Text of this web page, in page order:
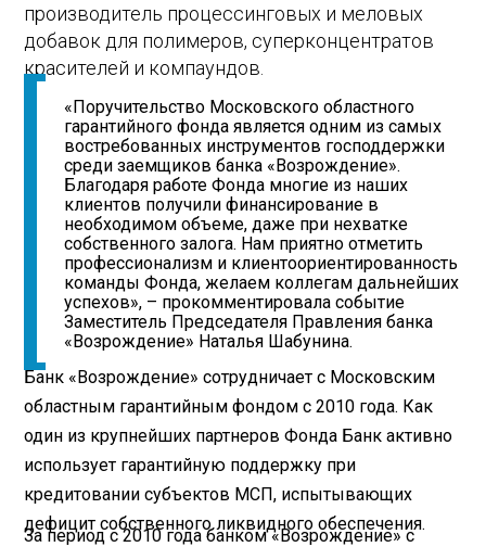
производитель процессинговых и меловых
добавок для полимеров, суперконцентратов
красителей и компаундов.
«Поручительство Московского областного
гарантийного фонда является одним из самых
востребованных инструментов господдержки
среди заемщиков банка «Возрождение».
Благодаря работе Фонда многие из наших
клиентов получили финансирование в
необходимом объеме, даже при нехватке
собственного залога. Нам приятно отметить
профессионализм и клиентоориентированность
команды Фонда, желаем коллегам дальнейших
успехов», – прокомментировала событие
Заместитель Председателя Правления банка
«Возрождение» Наталья Шабунина.
Банк «Возрождение» сотрудничает с Московским
областным гарантийным фондом с 2010 года. Как
один из крупнейших партнеров Фонда Банк активно
использует гарантийную поддержку при
кредитовании субъектов МСП, испытывающих
дефицит собственного ликвидного обеспечения.
За период с 2010 года банком «Возрождение» с